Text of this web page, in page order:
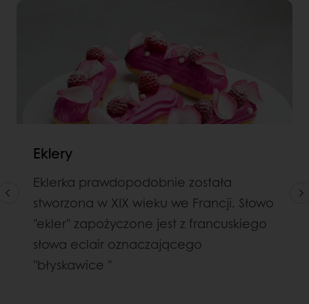
Eklery
Eklerka prawdopodobnie została
stworzona w XIX wieku we Francji. Słowo
"ekler" zapożyczone jest z francuskiego
słowa eclair oznaczającego
"błyskawice "